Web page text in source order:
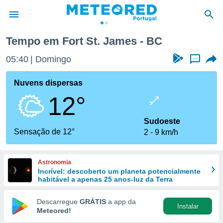
da
foi
fornecidas
a este
das
e
forma
digital
Tempo em Fort St. James - BC
05:40 Domingo ...
Nuvens dispersas
12°
Sensação de 12°
Sudoeste
2
9 km/h
Astronomia
Incrível: descoberto um planeta potencialmente
habitável a apenas 25 anos-luz da Terra
Descarregue GRÁTIS a app da
Meteored!
Instalar